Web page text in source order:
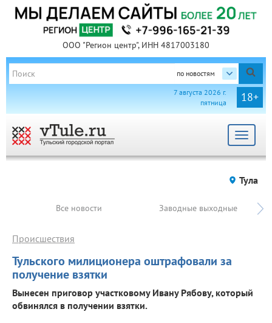
ООО "Регион центр", ИНН 4817003180
по новостям
18+
7 августа 2026 г.
пятница
Toggle
Тула
Все новости Заводные выходные
Тульского милиционера оштрафовали за
получение взятки
Происшествия
Вынесен приговор участковому Ивану Рябову, который
обвинялся в получении взятки.